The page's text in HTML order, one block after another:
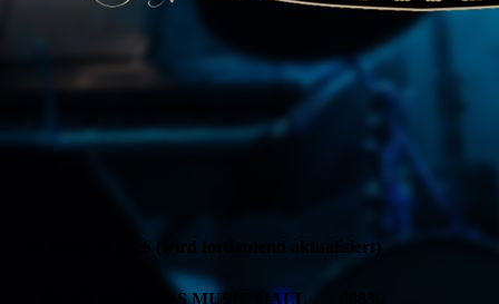
TERMINE 2026 (wird fortlaufend aktualisiert)
__FOUR CORNERS MUSIC HALL__ - 86836